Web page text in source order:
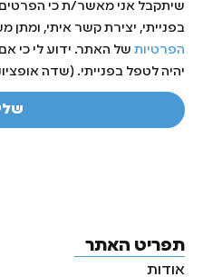
שיתקבל אני מאשר/ת כי
בפנייתי, יצירת קשר איתי, ומתן
הפרטיות של האתר. ידוע לי כי
יהיה לטפל בפנייתי. (שדה
תפריט האתר
אודות